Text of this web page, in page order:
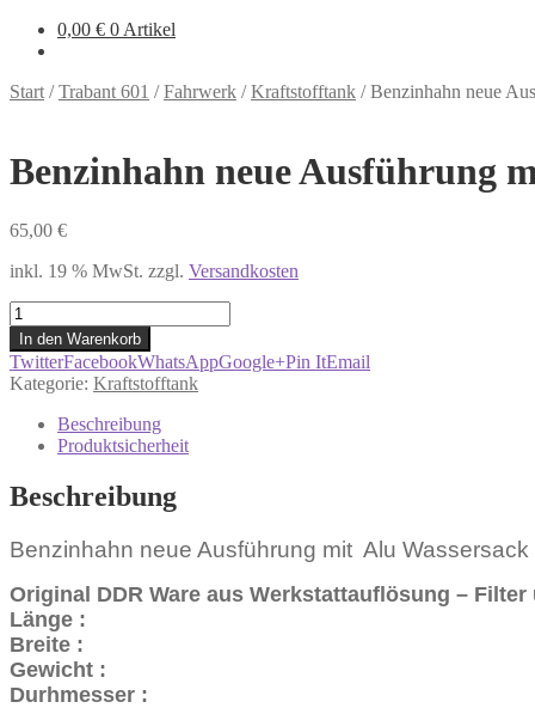
0,00 € 0 Artikel
Start /Trabant 601 /Fahrwerk /Kraftstofftank /Benzinhahn neue
Benzinhahn neue Ausführung
65,00 €
inkl. 19 % MwSt. zzgl. Versandkosten
Benzinhahn
neue
Ausführung
mit
Alu
Wassersack
Trabant
Menge
In den Warenkorb
TwitterFacebookWhatsAppGoogle+Pin ItEmail
Kategorie: Kraftstofftank
Beschreibung
Produktsicherheit
Beschreibung
Benzinhahn neue Ausführung mit Alu Wassersack
Original DDR Ware aus Werkstattauflösung –
Länge :
Breite :
Gewicht :
Durhmesser :